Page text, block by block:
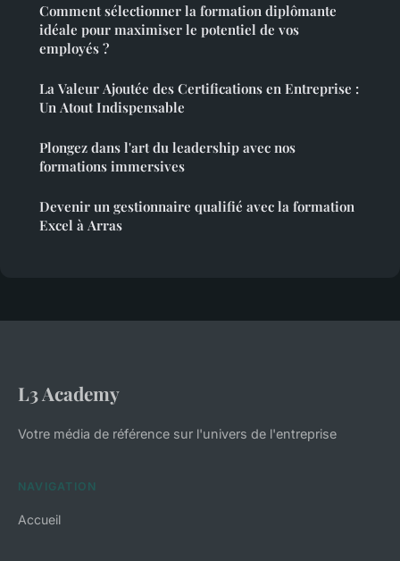
Comment sélectionner la formation diplômante
idéale pour maximiser le potentiel de vos
employés ?
La Valeur Ajoutée des Certifications en Entreprise :
Un Atout Indispensable
Plongez dans l'art du leadership avec nos
formations immersives
Devenir un gestionnaire qualifié avec la formation
Excel à Arras
L3 Academy
Votre média de référence sur l'univers de l'entreprise
NAVIGATION
Accueil